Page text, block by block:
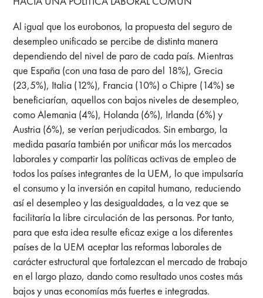
Al igual que los eurobonos, la propuesta del seguro de
desempleo unificado se percibe de distinta manera
dependiendo del nivel de paro de cada país. Mientras
que España (con una tasa de paro del 18%), Grecia
(23,5%), Italia (12%), Francia (10%) o Chipre (14%) se
beneficiarían, aquellos con bajos niveles de desempleo,
como Alemania (4%), Holanda (6%), Irlanda (6%) y
Austria (6%), se verían perjudicados. Sin embargo, la
medida pasaría también por unificar más los mercados
laborales y compartir las políticas activas de empleo de
todos los países integrantes de la UEM, lo que impulsaría
el consumo y la inversión en capital humano, reduciendo
así el desempleo y las desigualdades, a la vez que se
facilitaría la libre circulación de las personas. Por tanto,
para que esta idea resulte eficaz exige a los diferentes
países de la UEM aceptar las reformas laborales de
carácter estructural que fortalezcan el mercado de trabajo
en el largo plazo, dando como resultado unos costes más
bajos y unas economías más fuertes e integradas.